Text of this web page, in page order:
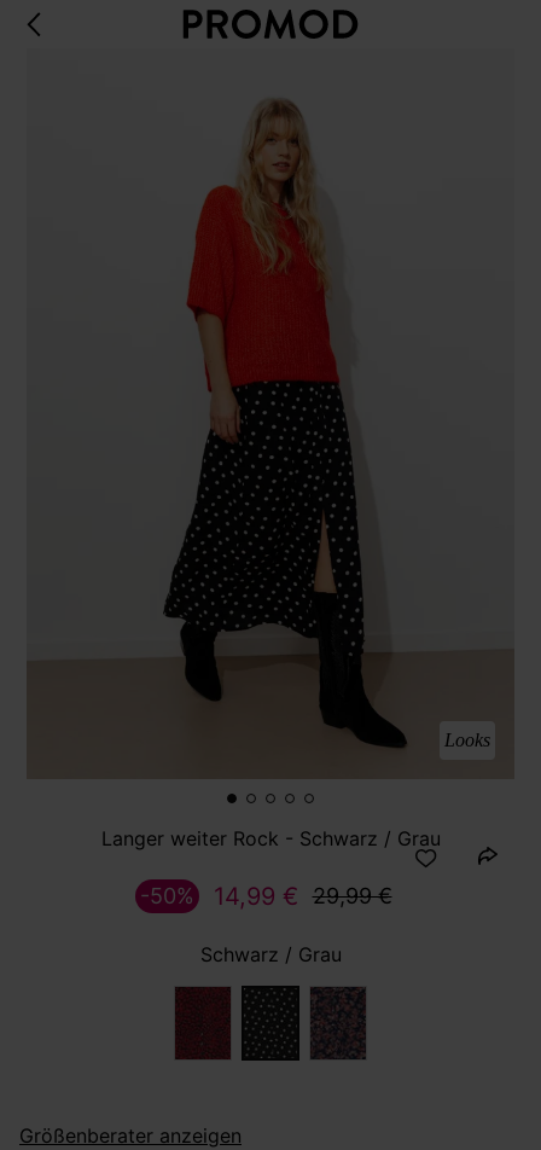
Looks
Langer weiter Rock - Schwarz / Grau
14,99 € 29,99 €
-50%
Schwarz / Grau
Größenberater anzeigen